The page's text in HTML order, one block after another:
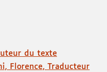
du texte
Florence, Traducteur